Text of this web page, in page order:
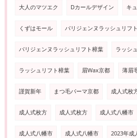
大人のマツエク Dカールデザイン キ
くずはモール パリジェンヌラッシュリフ
パリジェンヌラッシュリフト樟葉 ラッシ
ラッシュリフト樟葉 眉Wax京都 薄眉
謹賀新年 まつ毛パーマ京都 成人式枚
成人式枚方 成人式枚方 成人式八幡市
成人式八幡市 成人式八幡市 2023年成